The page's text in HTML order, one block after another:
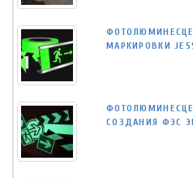
МАРКИРОВКИ
СОЗДАНИЯ ФЭС